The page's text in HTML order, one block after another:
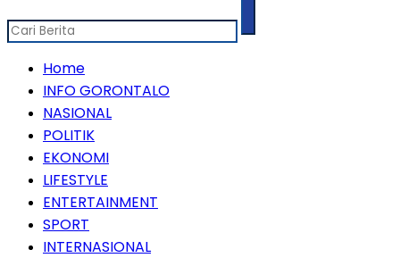
Home
INFO GORONTALO
NASIONAL
POLITIK
EKONOMI
LIFESTYLE
ENTERTAINMENT
SPORT
INTERNASIONAL